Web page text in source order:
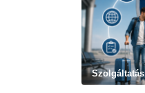
Szolgáltatás